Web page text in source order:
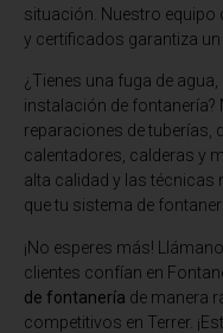
situación. Nuestro equipo
y certificados garantiza
¿Tienes una fuga de
instalación de
reparaciones de tuberías,
calentadores, calderas y
alta calidad y las
que tu sistema de
¡No esperes más!
clientes confían en
de fontanería de manera
competitivos en Terrer.